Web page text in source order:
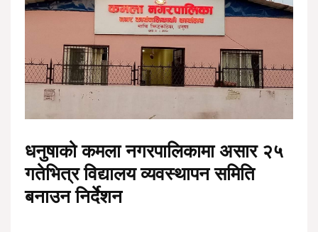
धनुषाको कमला नगरपालिकामा असार २५
गतेभित्र विद्यालय व्यवस्थापन समिति
बनाउन निर्देशन